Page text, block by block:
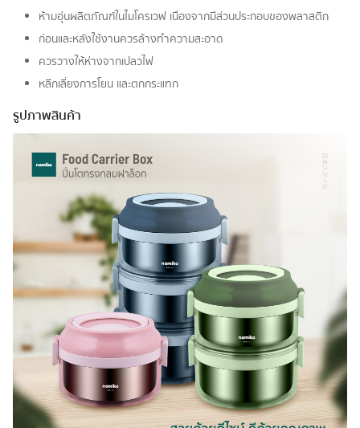
ห้ามอุ่นผลิตภัณฑ์ในไมโครเวฟ เนื่องจากมีส่วนประกอบของพลาสติก
ก่อนและหลังใช้งานควรล้างทำความสะอาด
ควรวางให้ห่างจากเปลวไฟ
หลีกเลี่ยงการโยน และตกกระแทก
รูปภาพสินค้า